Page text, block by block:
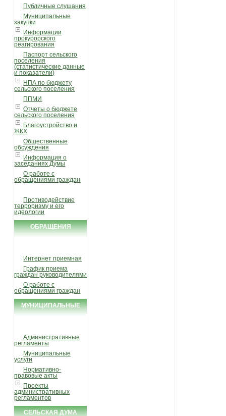
Публичные слушания
Муниципальные
закупки
Информации
прокурорского
реагирования
Паспорт сельского
поселения
(статистические данные
и показатели)
НПА по бюджету
сельского поселения
ППМИ
Отчеты о бюджете
сельского поселения
Благоустройство и
ЖКХ
Общественные
обсуждения
Информация о
заседаниях Думы
О работе с
обращениями граждан
Противодействие
терроризму и его
идеологии
ОБРАЩЕНИЯ
Интернет приемная
График приема
граждан руководителями
О работе с
обращениями граждан
МУНИЦИПАЛЬНЫЕ
Административные
регламенты
Муниципальные
услуги
Нормативно-
правовые акты
Проекты
административных
регламентов
СЕЛЬСКАЯ ДУМА